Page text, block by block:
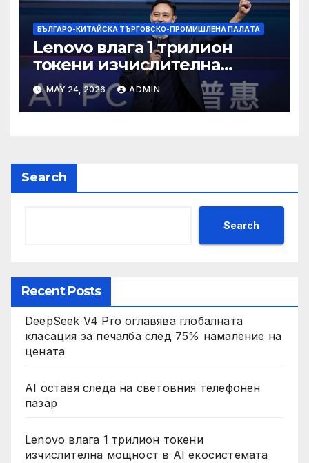
БЪЛГАРО-КИТАЙСКА ТЪРГОВСКО-ПРОМИШЛЕНА ПАЛAТА
Lenovo влага 1 трилион
токени изчислителна
мощност в AI екосистемата
MAY 24, 2026 ADMIN
Search
Search
Recent Posts
DeepSeek V4 Pro оглавява глобалната
класация за печалба след 75% намаление на
цената
AI оставя следа на световния телефонен
пазар
Lenovo влага 1 трилион токени
изчислителна мощност в AI екосистемата